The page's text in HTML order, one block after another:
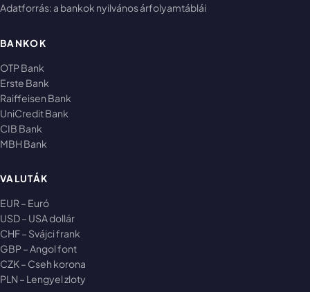
Adatforrás: a bankok nyilvános árfolyamtáblái
BANKOK
OTP Bank
Erste Bank
Raiffeisen Bank
UniCredit Bank
CIB Bank
MBH Bank
VALUTÁK
EUR – Euró
USD – USA dollár
CHF – Svájci frank
GBP – Angol font
CZK – Cseh korona
PLN – Lengyel zloty